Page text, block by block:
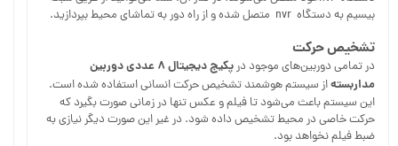
بیسیم به دستگاه ‌ nvr متصل شده و از راه دور به تماشای محیط بپردازید.
تشخیص حرکت
در تمامی دوربین‌های موجود درپکیج دیجیتال ۸ عددی دوربین
مداربستهاز سیستم هوشمند تشخیص حرکت انسانی استفاده شده است.
این سیستم باعث می‌شود تا فیلم و عکس تنها در زمانی صورت بگیرد که
حرکت خاصی در محیط تشخیص داده شود. در غیر این صورت دیگر نیازی به
ضبط فیلم نخواهد بود.